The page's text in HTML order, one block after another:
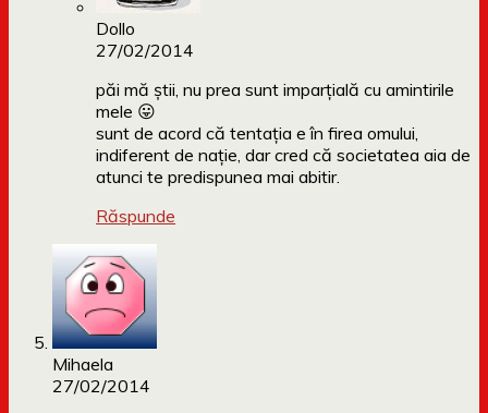
Dollo
27/02/2014
păi mă știi, nu prea sunt imparțială cu amintirile
mele 😛
sunt de acord că tentația e în firea omului,
indiferent de nație, dar cred că societatea aia de
atunci te predispunea mai abitir.
Răspunde
Mihaela
27/02/2014